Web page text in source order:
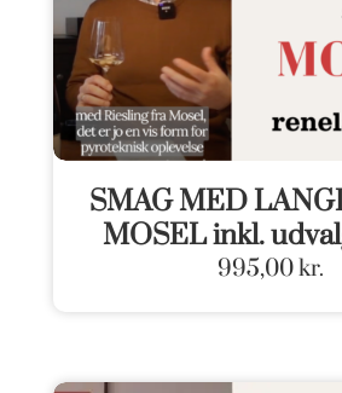
SMAG MED
MOSEL inkl.
995,00kr.